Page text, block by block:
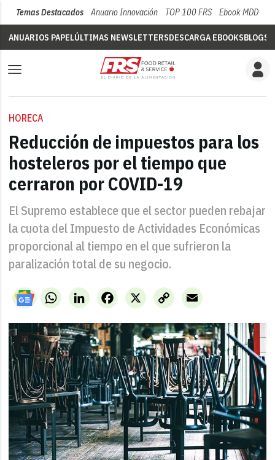
Temas Destacados Anuario Innovación TOP 100 FRS Ebook MDD
ANUARIOS PAPELÚLTIMAS NEWSLETTERSDESCARGA EBOOKSBLOGS
HORECA
Reducción de impuestos para los
hosteleros por el tiempo que
cerraron por COVID-19
El Supremo establece que el sector pueden rebajar
la cuota del Impuesto de Actividades Económicas
proporcional al tiempo en el que sufrieron la
paralización total de su negocio.
WhatsAppLinkedIn X
Facebook
Copy
Link
Email